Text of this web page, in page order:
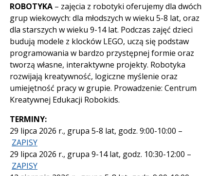
ROBOTYKA – zajęcia z robotyki oferujemy dla dwóch
grup wiekowych: dla młodszych w wieku 5-8 lat, oraz
dla starszych w wieku 9-14 lat. Podczas zajęć dzieci
budują modele z klocków LEGO, uczą się podstaw
programowania w bardzo przystępnej formie oraz
tworzą własne, interaktywne projekty. Robotyka
rozwijają kreatywność, logiczne myślenie oraz
umiejętność pracy w grupie. Prowadzenie: Centrum
Kreatywnej Edukacji Robokids.
TERMINY:
29 lipca 2026 r., grupa 5-8 lat, godz. 9:00-10:00 –
ZAPISY
29 lipca 2026 r., grupa 9-14 lat, godz. 10:30-12:00 –
ZAPISY